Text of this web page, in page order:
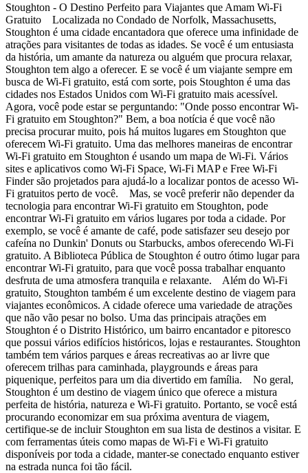
Stoughton - O Destino Perfeito para Viajantes que Amam Wi-Fi
Gratuito Localizada no Condado de Norfolk, Massachusetts,
Stoughton é uma cidade encantadora que oferece uma infinidade de
atrações para visitantes de todas as idades. Se você é um entusiasta
da história, um amante da natureza ou alguém que procura relaxar,
Stoughton tem algo a oferecer. E se você é um viajante sempre em
busca de Wi-Fi gratuito, está com sorte, pois Stoughton é uma das
cidades nos Estados Unidos com Wi-Fi gratuito mais acessível.
Agora, você pode estar se perguntando: "Onde posso encontrar Wi-
Fi gratuito em Stoughton?" Bem, a boa notícia é que você não
precisa procurar muito, pois há muitos lugares em Stoughton que
oferecem Wi-Fi gratuito. Uma das melhores maneiras de encontrar
Wi-Fi gratuito em Stoughton é usando um mapa de Wi-Fi. Vários
sites e aplicativos como Wi-Fi Space, Wi-Fi MAP e Free Wi-Fi
Finder são projetados para ajudá-lo a localizar pontos de acesso Wi-
Fi gratuitos perto de você. Mas, se você preferir não depender da
tecnologia para encontrar Wi-Fi gratuito em Stoughton, pode
encontrar Wi-Fi gratuito em vários lugares por toda a cidade. Por
exemplo, se você é amante de café, pode satisfazer seu desejo por
cafeína no Dunkin' Donuts ou Starbucks, ambos oferecendo Wi-Fi
gratuito. A Biblioteca Pública de Stoughton é outro ótimo lugar para
encontrar Wi-Fi gratuito, para que você possa trabalhar enquanto
desfruta de uma atmosfera tranquila e relaxante. Além do Wi-Fi
gratuito, Stoughton também é um excelente destino de viagem para
viajantes econômicos. A cidade oferece uma variedade de atrações
que não vão pesar no bolso. Uma das principais atrações em
Stoughton é o Distrito Histórico, um bairro encantador e pitoresco
que possui vários edifícios históricos, lojas e restaurantes. Stoughton
também tem vários parques e áreas recreativas ao ar livre que
oferecem trilhas para caminhada, playgrounds e áreas para
piquenique, perfeitos para um dia divertido em família. No geral,
Stoughton é um destino de viagem único que oferece a mistura
perfeita de história, natureza e Wi-Fi gratuito. Portanto, se você está
procurando economizar em sua próxima aventura de viagem,
certifique-se de incluir Stoughton em sua lista de destinos a visitar. E
com ferramentas úteis como mapas de Wi-Fi e Wi-Fi gratuito
disponíveis por toda a cidade, manter-se conectado enquanto estiver
na estrada nunca foi tão fácil.